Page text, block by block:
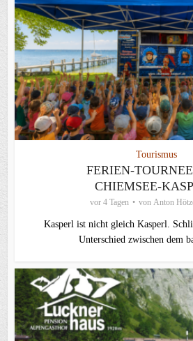
Tourismus
FERIEN-
CHIEMSEE-
vor 4 Tagen von Anton
Kasperl ist nicht gleich Kasperl.
Unterschied zwischen dem